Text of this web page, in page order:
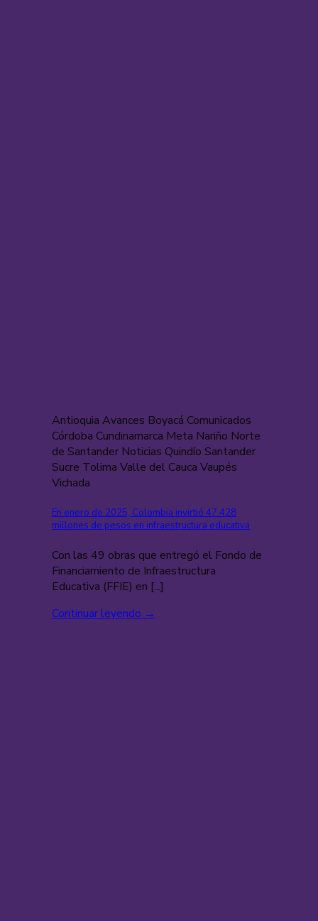
Antioquia Avances Boyacá Comunicados
Córdoba Cundinamarca Meta Nariño Norte
de Santander Noticias Quindío Santander
Sucre Tolima Valle del Cauca Vaupés
Vichada
En enero de 2025, Colombia invirtió 47.428
millones de pesos en infraestructura educativa
Con las 49 obras que entregó el Fondo de
Financiamiento de Infraestructura
Educativa (FFIE) en [...]
Continuar leyendo →